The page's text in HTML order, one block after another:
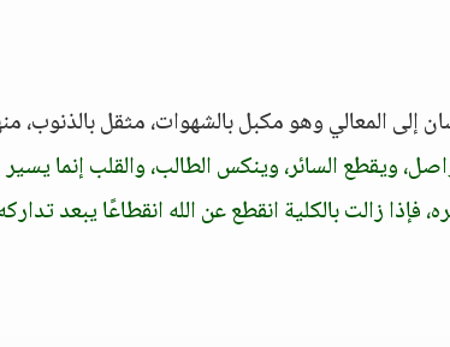
إلى المعالي وهو مكبل بالشهوات، مثقل بالذنوب،
ويقطع السائر، وينكس الطالب، والقلب إنما يسير
زالت بالكلية انقطع عن الله انقطاعًا يبعد